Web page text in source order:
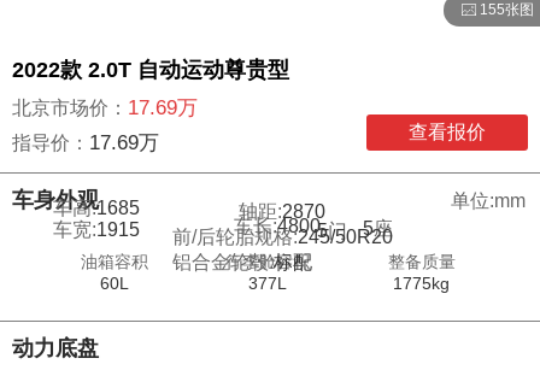
155张图
2022款 2.0T 自动运动尊贵型
北京市场价： 17.69万
指导价： 17.69万 查看报价
车身外观
单位:mm
车长:4800
车宽:1915 5座
5门
车高:1685 轴距:2870
前/后轮胎规格:245/50R20
铝合金轮毂:标配
油箱容积
60L
行李舱容积
377L
整备质量
1775kg
动力底盘